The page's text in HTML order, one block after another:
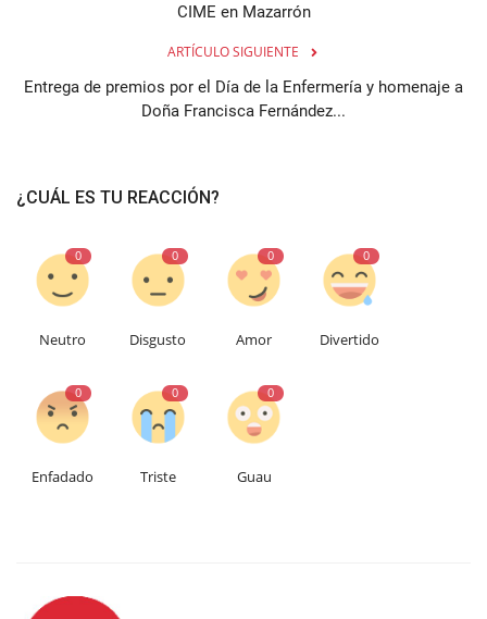
CIME en Mazarrón
ARTÍCULO SIGUIENTE
Entrega de premios por el Día de la Enfermería y homenaje a
Doña Francisca Fernández...
¿CUÁL ES TU REACCIÓN?
0
Neutro
0
Disgusto
0
Amor
0
Divertido
0
Enfadado
0
Triste
0
Guau